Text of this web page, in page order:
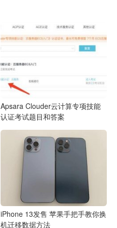
Apsara Clouder云计算专项技能
认证考试题目和答案
iPhone 13发售 苹果手把手教你换
机迁移数据方法